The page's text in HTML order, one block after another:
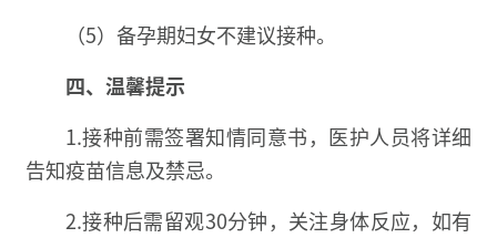
（5）备孕期妇女不建议接种。
四、温馨提示
1.接种前需签署知情同意书，医护人员将详细
告知疫苗信息及禁忌。
2.接种后需留观30分钟，关注身体反应，如有